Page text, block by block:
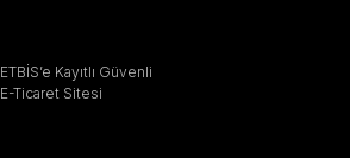
ETBİS’e Kayıtlı Güvenli
E-Ticaret Sitesi